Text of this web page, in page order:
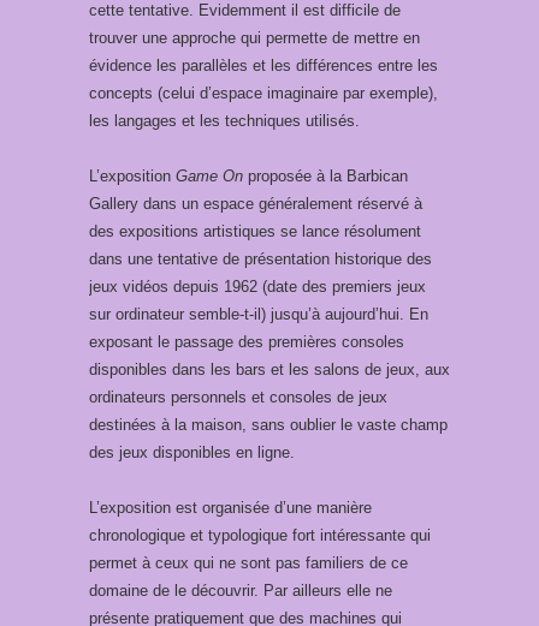
cette tentative. Evidemment il est difficile de
trouver une approche qui permette de mettre en
évidence les parallèles et les différences entre les
concepts (celui d’espace imaginaire par exemple),
les langages et les techniques utilisés.
L’exposition Game On proposée à la Barbican
Gallery dans un espace généralement réservé à
des expositions artistiques se lance résolument
dans une tentative de présentation historique des
jeux vidéos depuis 1962 (date des premiers jeux
sur ordinateur semble-t-il) jusqu’à aujourd’hui. En
exposant le passage des premières consoles
disponibles dans les bars et les salons de jeux, aux
ordinateurs personnels et consoles de jeux
destinées à la maison, sans oublier le vaste champ
des jeux disponibles en ligne.
L’exposition est organisée d’une manière
chronologique et typologique fort intéressante qui
permet à ceux qui ne sont pas familiers de ce
domaine de le découvrir. Par ailleurs elle ne
présente pratiquement que des machines qui